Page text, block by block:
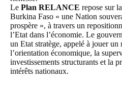
Le Plan RELANCE repose sur
Burkina Faso « une Nation
prospère », à travers un
l’Etat dans l’économie. Le
un Etat stratège, appelé à jouer un
l’orientation économique, la
investissements structurants et la
intérêts nationaux.